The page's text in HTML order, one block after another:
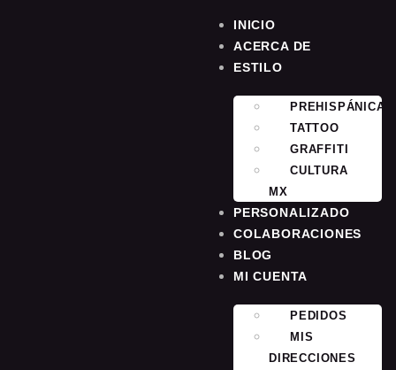
INICIO
ACERCA DE
ESTILO
PREHISPÁNICA
TATTOO
GRAFFITI
CULTURA
MX
PERSONALIZADO
COLABORACIONES
BLOG
MI CUENTA
PEDIDOS
MIS
DIRECCIONES